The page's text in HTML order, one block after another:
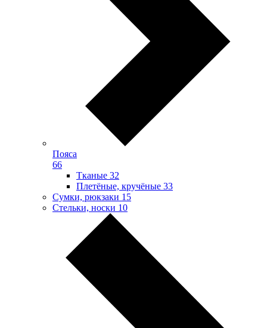
Пояса
66
Тканые 32
Плетёные, кручёные 33
Сумки, рюкзаки 15
Стельки, носки 10